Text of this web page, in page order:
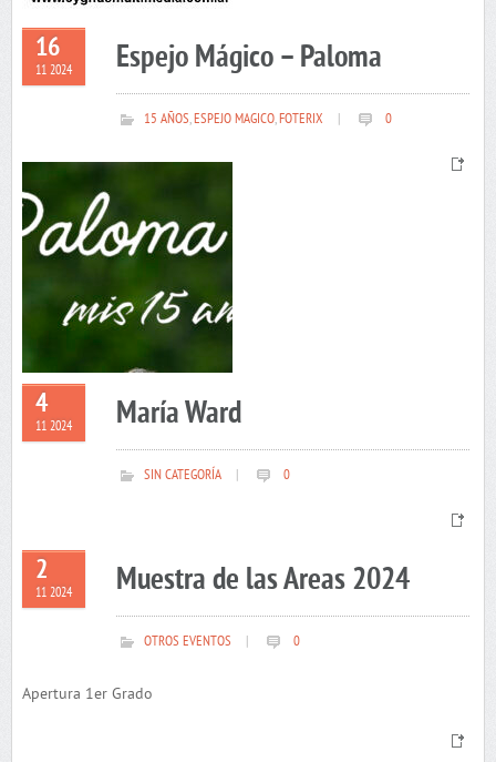
16
11 2024 Espejo Mágico – Paloma
15 AÑOS,ESPEJO MAGICO,FOTERIX 0
4
11 2024 María Ward
SIN CATEGORÍA 0
2
11 2024 Muestra de las Areas 2024
OTROS EVENTOS 0
Apertura 1er Grado